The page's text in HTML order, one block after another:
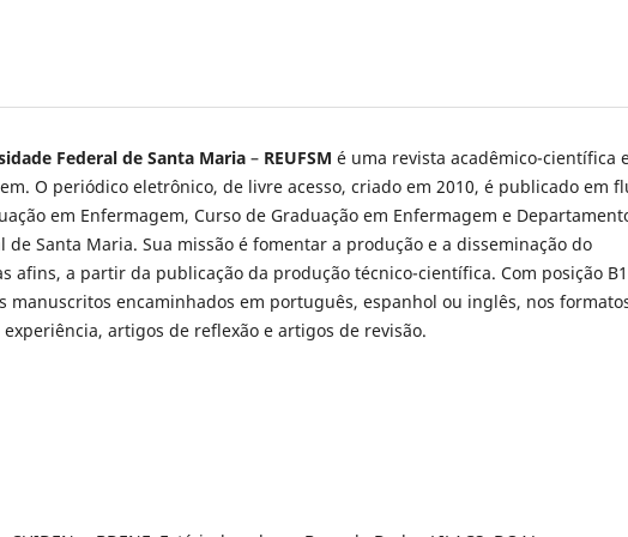
Federal de Santa Maria – REUFSM é uma revista acadêmico-científica
O periódico eletrônico, de livre acesso, criado em 2010, é publicado em
em Enfermagem, Curso de Graduação em Enfermagem e
Santa Maria. Sua missão é fomentar a produção e a disseminação do
afins, a partir da publicação da produção técnico-científica. Com posição
manuscritos encaminhados em português, espanhol ou inglês, nos
artigos de reflexão e artigos de revisão.